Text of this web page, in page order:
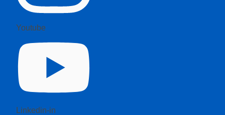
Youtube
Linkedin-in